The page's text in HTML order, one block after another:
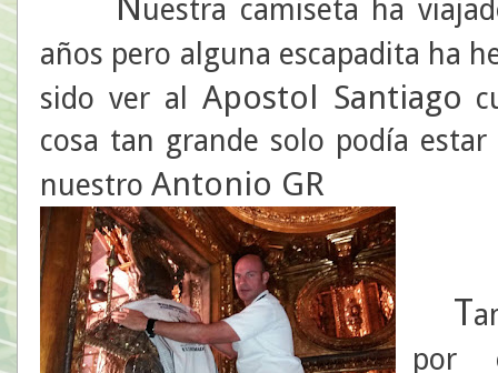
uestra camiseta ha
años pero alguna escapadita ha
sido ver al Apostol Santiago
cosa tan grande solo podía
nuestro Antonio GR
T
por